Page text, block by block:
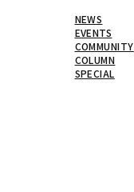
NEWS
EVENTS
COMMUNITY
COLUMN
SPECIAL